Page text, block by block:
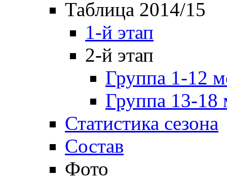
Таблица 2014/15
1-й этап
2-й этап
Группа 1-12
Группа 13-18
Статистика сезона
Состав
Фото